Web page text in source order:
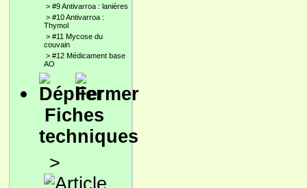
> #9 Antivarroa : lanières
> #10 Antivarroa :
Thymol
> #11 Mycose du
couvain
> #12 Médicament base
AO
Fiches
techniques
>